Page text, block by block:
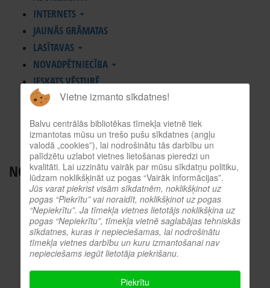
INTERNETS
JAUNĀS GRĀMATAS
LASĪTAVAS
NOVADPĒTNIECĪBA
IESKATS VĒSTURĒ
KOMPLEKTĒŠANA UN APSTRĀDE
BALVU NOVADA BIBLIOTĒKAS
ES INFORMĀCIJAS PUNKTS
NODERĪGI RESURSI
TIEŠSAISTES KATALOGS
KULTŪRVĒSTURES DATUBĀZE
MĒS ESAM POPULĀRI!
ATTĒLI NO PASĀKUMIEM
LNB DIGITĀLĀ BIBLIOTĒKA
Vietne izmanto sīkdatnes!
Balvu centrālās bibliotēkas tīmekļa vietnē tiek
izmantotas mūsu un trešo pušu sīkdatnes (angļu
valodā „cookies”), lai nodrošinātu tās darbību un
palīdzētu uzlabot vietnes lietošanas pieredzi un
kvalitāti. Lai uzzinātu vairāk par mūsu sīkdatņu politiku,
lūdzam noklikšķināt uz pogas “Vairāk informācijas”.
Jūs varat piekrist visām sīkdatnēm, noklikšķinot uz
pogas “Piekrītu” vai noraidīt, noklikšķinot uz pogas
“Nepiekrītu”. Ja tīmekļa vietnes lietotājs noklikšķina uz
pogas “Nepiekrītu”, tīmekļa vietnē saglabājas tehniskās
sīkdatnes, kuras ir nepieciešamas, lai nodrošinātu
tīmekļa vietnes darbību un kuru izmantošanai nav
nepieciešams iegūt lietotāja piekrišanu.
Piekrītu